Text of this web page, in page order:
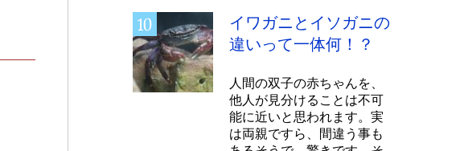
イワガニとイソガニの
違いって一体何！？
人間の双子の赤ちゃんを、
他人が見分けることは不可
能に近いと思われます。実
は両親ですら、間違う事も